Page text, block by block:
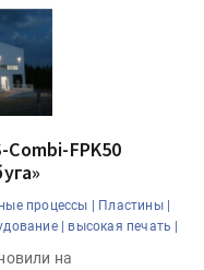
FPK50
процессы |
Пластины |
| высокая печать |
на